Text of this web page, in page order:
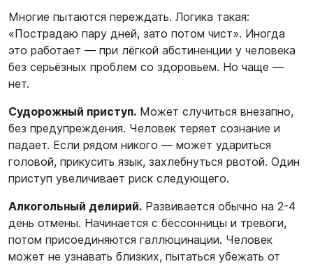
Многие пытаются переждать. Логика такая:
«Пострадаю пару дней, зато потом чист». Иногда
это работает — при лёгкой абстиненции у человека
без серьёзных проблем со здоровьем. Но чаще —
нет.
Судорожный приступ. Может случиться внезапно,
без предупреждения. Человек теряет сознание и
падает. Если рядом никого — может удариться
головой, прикусить язык, захлебнуться рвотой. Один
приступ увеличивает риск следующего.
Алкогольный делирий. Развивается обычно на 2-4
день отмены. Начинается с бессонницы и тревоги,
потом присоединяются галлюцинации. Человек
может не узнавать близких, пытаться убежать от